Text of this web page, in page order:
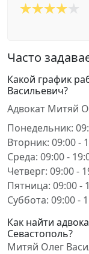
Часто
Какой график
Васильевич?
Адвокат Митяй
Понедельник:
Вторник: 09:00 -
Среда: 09:00 -
Четверг: 09:00 -
Пятница: 09:00 -
Суббота: 09:00 -
Как найти
Севастополь?
Митяй Олег